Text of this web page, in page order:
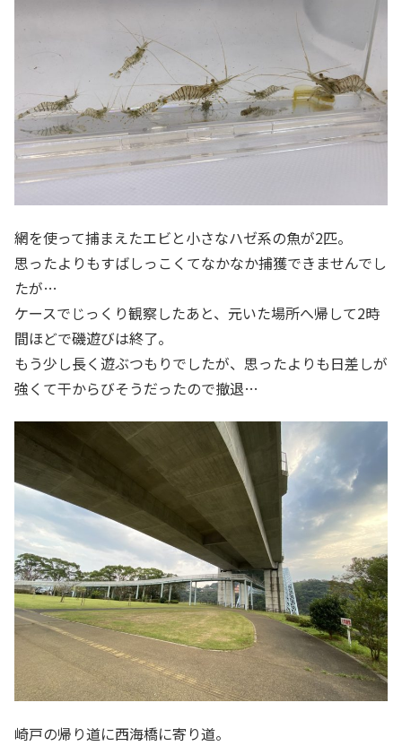
網を使って捕まえたエビと小さなハゼ系の魚が2匹。
思ったよりもすばしっこくてなかなか捕獲できませんでし
たが…
ケースでじっくり観察したあと、元いた場所へ帰して2時
間ほどで磯遊びは終了。
もう少し長く遊ぶつもりでしたが、思ったよりも日差しが
強くて干からびそうだったので撤退…
崎戸の帰り道に西海橋に寄り道。